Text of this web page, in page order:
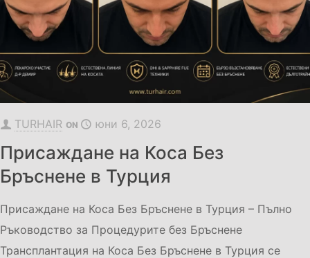
TURHAIR ON юни 6, 2026
Присаждане на Коса Без
Бръснене в Турция
Присаждане на Коса Без Бръснене в Турция – Пълно
Ръководство за Процедурите без Бръснене
Трансплантация на Коса Без Бръснене в Турция се